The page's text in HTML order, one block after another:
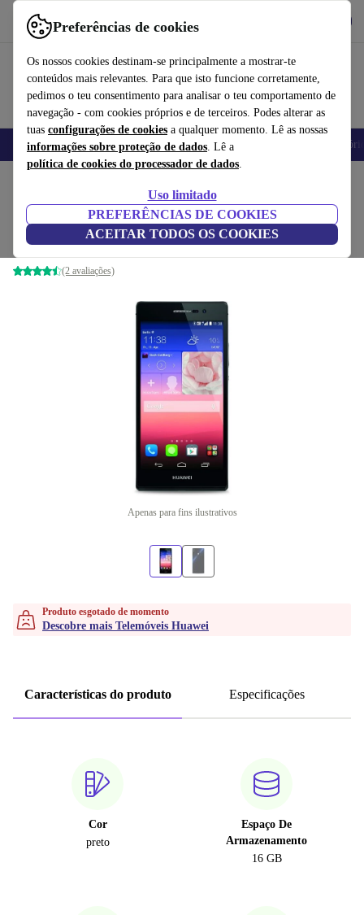
Preferências de cookies
Os nossos cookies destinam-se principalmente a mostrar-te
conteúdos mais relevantes. Para que isto funcione corretamente,
pedimos o teu consentimento para analisar o teu comportamento de
navegação - com cookies próprios e de terceiros. Podes alterar as
tuas configurações de cookies a qualquer momento. Lê as nossas
informações sobre proteção de dados. Lê a
política de cookies do processador de dados.
Uso limitado
PREFERÊNCIAS DE COOKIES
ACEITAR TODOS OS COOKIES
Use o refurbed de forma rápida e fácil
Telemóveis Computadores Portáteis Tablets
Huawei Ascend P7
preto
(2 avaliações)
Apenas para fins ilustrativos
Produto esgotado de momento
Descobre mais Telemóveis Huawei
Características do produto Especificações
Cor
preto
Espaço De
Armazenamento
16 GB